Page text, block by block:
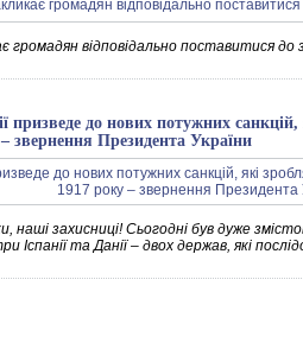
громадян відповідально поставитися до
призведе до нових потужних
звернення Президента України
наші захисниці! Сьогодні був дуже
Іспанії та Данії – двох держав, які